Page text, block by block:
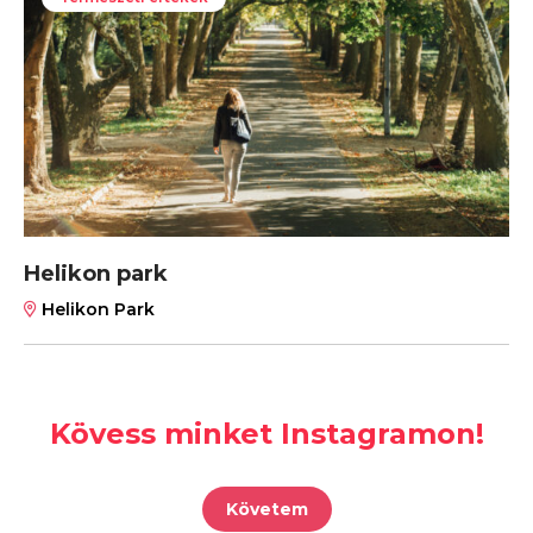
Helikon park
Helikon Park
Kövess minket Instagramon!
Követem